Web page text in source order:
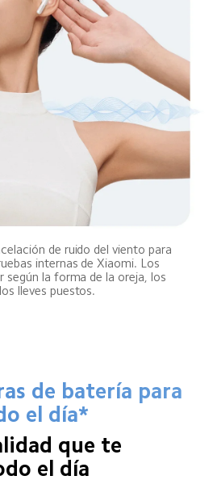
de ruido del viento para
internas de Xiaomi. Los
según la forma de la oreja, los
lleves puestos.
de batería para
el día*
que te
el día